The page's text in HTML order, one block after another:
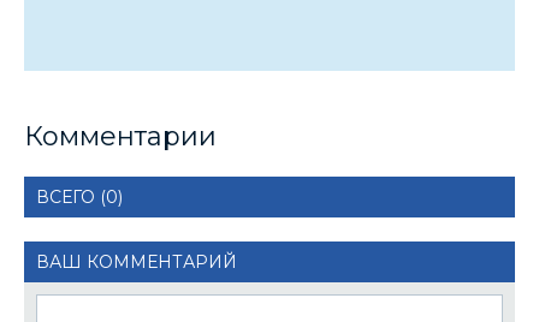
Комментарии
ВСЕГО (0)
ВАШ КОММЕНТАРИЙ